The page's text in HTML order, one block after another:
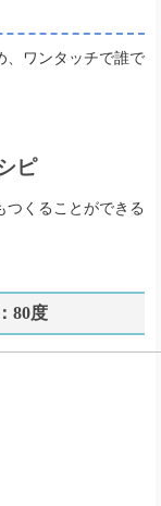
、ワンタッチで誰で
ピ
くることができる
80度